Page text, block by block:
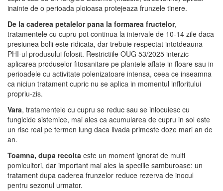
inainte de o perioada ploioasa protejeaza frunzele tinere.
De la caderea petalelor pana la formarea fructelor,
tratamentele cu cupru pot continua la intervale de 10-14 zile daca
presiunea bolii este ridicata, dar trebuie respectat intotdeauna
PHI-ul produsului folosit. Restrictiile OUG 53/2025 interzic
aplicarea produselor fitosanitare pe plantele aflate in floare sau in
perioadele cu activitate polenizatoare intensa, ceea ce inseamna
ca niciun tratament cupric nu se aplica in momentul infloritului
propriu-zis.
Vara, tratamentele cu cupru se reduc sau se inlocuiesc cu
fungicide sistemice, mai ales ca acumularea de cupru in sol este
un risc real pe termen lung daca livada primeste doze mari an de
an.
Toamna, dupa recolta este un moment ignorat de multi
pomicultori, dar important mai ales la speciile samburoase: un
tratament dupa caderea frunzelor reduce rezerva de inocul
pentru sezonul urmator.